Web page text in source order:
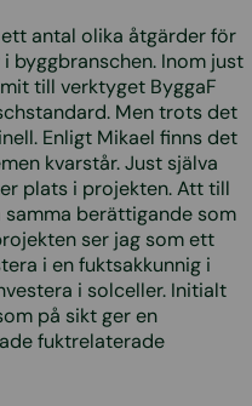
antal olika åtgärder för
byggbranschen. Inom just
till verktyget ByggaF
Men trots det
Enligt Mikael finns det
kvarstår. Just själva
plats i projekten. Att till
samma berättigande som
ser jag som ett
i en fuktsakkunnig i
i solceller. Initialt
på sikt ger en
fuktrelaterade